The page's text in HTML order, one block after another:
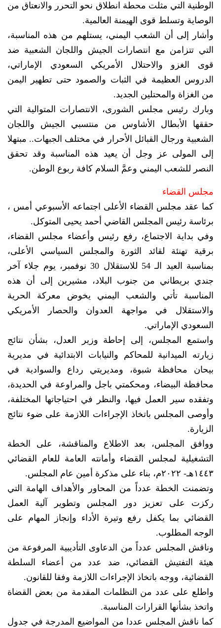
الوطنية التي مثلت محطة انطلاق نحو التحرر والانعتاق من
الوصاية وتسلط قوى الهيمنة العالمية.
وأشار إلى أن الشعب اليمني، يستلهم من هذه المناسبة،
التي تتزامن مع انتصارات الجيش واللجان الشعبية ضد
قوى الغزو والاحتلال الأمريكي السعودي الإماراتي،
الدروس العظيمة في الثبات والصمود حتى تطهير اليمن
من الغزاة والمحتلين الجديد.
وبارك رئيس مجلس الشورى، الانتصارات المتوالية التي
حققها الأبطال الأشاوس من منتسبي الجيش واللجان
الشعبية ورجال القبائل الأحرار في مختلف الجبهات.. مبتهلا
إلى المولى عز وجل أن يعيد هذه المناسبة وقد تحقق
النصر للشعب اليمني وعمَّ السلام كافة ربوع الوطن.
مجلس القضاء
كما عقد مجلس القضاء الأعلى اجتماعه الأسبوعي أمس ،
برئاسة رئيس المجلس القاضي أحمد يحيى المتوكل.
وفي بداية الاجتماع، رفع رئيس وأعضاء مجلس القضاء،
برقية تهنئة لقائد الثورة والمجلس السياسي الأعلى،
بمناسبة العيد الـ 54 للاستقلال 30 نوفمبر، يوم جلاء آخر
جندي بريطاني من جنوب البلاد، مشيرين إلى أن هذه
المناسبة تأتي والشعب اليمني يخوض معركة الحرية
والاستقلال في مواجهة العدوان والحصار الأمريكي
السعودي الإماراتي.
واستمع المجلس، إلى إحاطة وزير العدل، بشأن نتائج
زيارته الميدانية للمحاكم والنيابات الابتدائية في مديرية
بيحان محافظة شبوة، ومديريتي رداع والسوادية في
محافظة البيضاء، ومحكمتي باجل والمراوعة في الحديدة،
وتفقده سير العمل فيها، والنظر في احتياجاتها المختلفة،
وأوصى المجلس باتخاذ الإجراءات اللازمة على ضوء نتائج
الزيارة.
ووافق المجلس، بعد الاطلاع والمناقشة، على الخطة
التشغيلية لمجلس القضاء وأمانته العامة للعام القضائي
١٤٤٣هـ- ٢٠٢٢م، بناء على مذكرة أمين عام المجلس.
وتضمنت الخطة عدداً من المحاور والأهداف الهامة التي
ركزت على تعزيز دور المجلس وتطوير آلية العمل
القضائي بما يكفل رفع وتيرة الأداء وإنجاز المهام على
الوجه المطلوب.
وناقش المجلس عدداً من الدعاوى التأديبية المرفوعة من
هيئة التفتيش القضائي، ضد عدد من أعضاء السلطة
القضائية، ووجه باتخاذ الإجراءات اللازمة وفقا للقانون.
واطلع على عدد من التظلمات المقدمة من بعض القضاة
واتخذ بشأنها القرارات المناسبة.
كما ناقش المجلس عددا من المواضيع المدرجة في جدول